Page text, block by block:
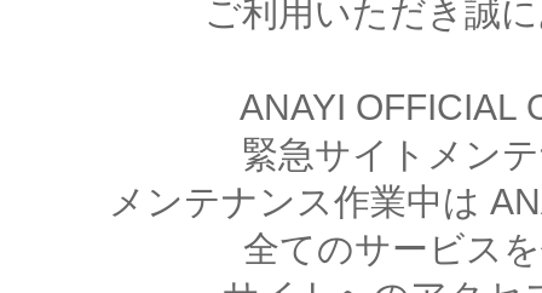
ご利用いただき誠
ANAYI OFFICIAL
緊急サイトメン
メンテナンス作業中は
全てのサービス